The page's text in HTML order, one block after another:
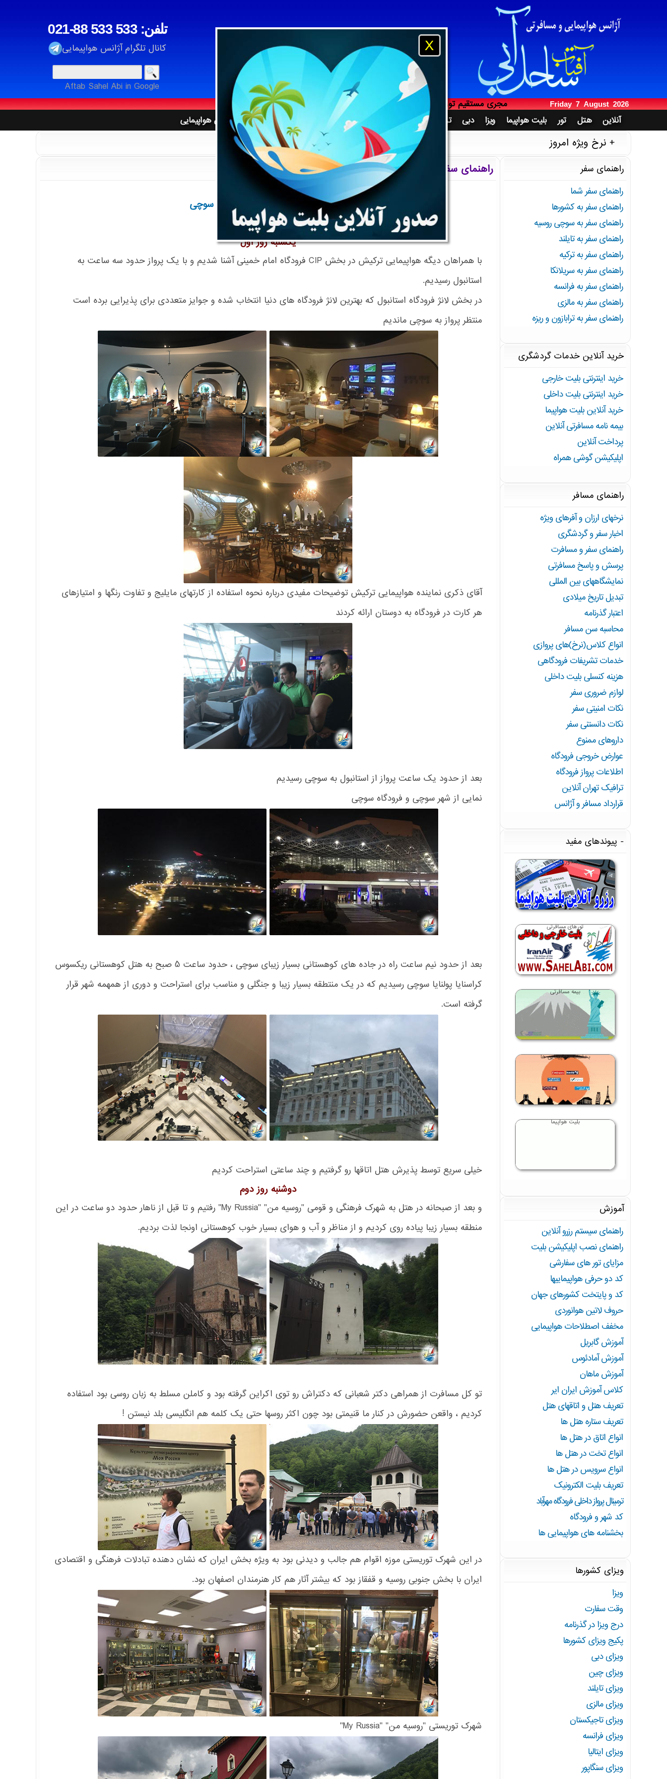
021-88 533 533 :تلفن
کانال تلگرام آژانس هواپیمایی
Aftab Sahel Abi in Google
Friday 7 August 2026
آدینه 16 امرداد 1405
آژانس هواپیمایی و مسافرتی آفتاب ساحل آبی ، شرکت خدمات مسافرت هوایی و جهانگردی
فروش بلیت به ایرانیان خارج از کشور ، پرداخت پول توسط بانک و دریافت آنلاین بلیت
مجری مستقیم تور دبی ، رزور بهترین هتلهای دبی در سریعترین زمان و بهترین نرخ
صدور بلیت هواپیما و پروازهای داخلی و خارجی ، بلیتهای داخلی ایران ایر ، ماهان ، آسمان ، آتا ، قشم ، معراج ، تابان ، کارون ، زاگرس
خدمات آنلاین مسافرتی ، صدور بلیت هواپیما بصورت اینترنتی و پرداخت از طریق کارتهای شتاب بانکی
فروش بلیت خارجی ترکیش ، امارات ، قطری ، چاینا ساترن ، لوفتانزا ، ایر فلوت ، آلیتالیا ، اکراین ، عمان ، ایژین به شهرهای جهان
پرداخت از طریق سیستم بانکی و دریافت مدارک بدون مراجعه حضوری
مجری مستقیم تور دبی تایلند مالزی ترکیه چین ارمنستان روسیه بالی هند پوکت آنتالیا استانبول
اخذ وقت سفارت و وایز فیش بانکی و دریافت پاسپورت بدون حضور مجدد مسافر
آژانس هواپیمایی و مسافرتی آفتاب ساحل آبی ، شرکت خدمات مسافرت هوایی و جهانگردی
X
آنلاین هتل تور بلیت هواپیما ویزا دبی ترکیه تایلند چین راهنمای مسافر راهنمای آژانس آژانس هواپیمایی
نرخ ویژه امروز
راهنمای سفر به روسیه شهر ساحلی سوچی
راهنمای سفر به روسیه شهر ساحلی سوچی
یکشنبه روز اول
با همراهان دیگه هواپیمایی ترکیش در بخش CIP فرودگاه امام خمینی آشنا شدیم و با یک پرواز حدود سه ساعت به
استانبول رسیدیم.
در بخش لانژ فرودگاه استانبول که بهترین لانژ فرودگاه های دنیا انتخاب شده و جوایز متعددی برای پذیرایی برده است
منتظر پرواز به سوچی ماندیم
آقای ذکری نماینده هواپیمایی ترکیش توضیحات مفیدی درباره نحوه استفاده از کارتهای مایلیج و تفاوت رنگها و امتیازهای
هر کارت در فرودگاه به دوستان ارائه کردند
بعد از حدود یک ساعت پرواز از استانبول به سوچی رسیدیم
نمایی از شهر سوچی و فرودگاه سوچی
بعد از حدود نیم ساعت راه در جاده های کوهستانی بسیار زیبای سوچی ، حدود ساعت 5 صبح به هتل کوهستانی ریکسوس
کراسنایا پولنایا سوچی رسیدیم که در یک منتطقه بسیار زیبا و جنگلی و مناسب برای استراحت و دوری از همهمه شهر قرار
گرفته است.
خیلی سریع توسط پذیرش هتل اتاقها رو گرفتیم و چند ساعتی استراحت کردیم
دوشنبه روز دوم
و بعد از صبحانه در هتل به شهرک فرهنگی و قومی "روسیه من" "My Russia" رفتیم و تا قبل از ناهار حدود دو ساعت در این
منطقه بسیار زیبا پیاده روی کردیم و از مناظر و آب و هوای بسیار خوب کوهستانی اونجا لذت بردیم.
تو کل مسافرت از همراهی دکتر شعبانی که دکتراش رو توی اکراین گرفته بود و کاملن مسلط به زبان روسی بود استفاده
کردیم ، واقعن حضورش در کنار ما قنیمتی بود چون اکثر روسها حتی یک کلمه هم انگلیسی بلد نیستن !
در این شهرک توریستی موزه اقوام هم جالب و دیدنی بود به ویژه بخش ایران که نشان دهنده تبادلات فرهنگی و اقتصادی
ایران با بخش جنوبی روسیه و قفقاز بود که بیشتر آثار هم کار هنرمندان اصفهان بود.
شهرک توریستی "روسیه من" "My Russia"
راهنمای سفر
راهنمای سفر شما
راهنمای سفر به کشورها
راهنمای سفر به سوچی روسیه
راهنمای سفر به تایلند
راهنمای سفر به ترکیه
راهنمای سفر به سریلانکا
راهنمای سفر به فرانسه
راهنمای سفر به مالزی
راهنمای سفر به ترابازون و ریزه
خرید آنلاین خدمات گردشگری
خرید اینترنتی بلیت خارجی
خرید اینترنتی بلیت داخلی
خرید آنلاین بلیت هواپیما
بیمه نامه مسافرتی آنلاین
پرداخت آنلاین
اپلیکیشن گوشی همراه
راهنمای مسافر
نرخهای ارزان و آفرهای ویژه
اخبار سفر و گردشگری
راهنمای سفر و مسافرت
پرسش و پاسخ مسافرتی
نمایشگاههای بین المللی
تبدیل تاریخ میلادی
اعتبار گذرنامه
محاسبه سن مسافر
انواع کلاس(نرخ)های پروازی
خدمات تشریفات فرودگاهی
هزینه کنسلی بلیت داخلی
لوازم ضروری سفر
نکات امنیتی سفر
نکات دانستنی سفر
داروهای ممنوع
عوارض خروجی فرودگاه
اطلاعات پرواز فرودگاه
ترافیک تهران آنلاین
قرارداد مسافر و آژانس
پیوندهای مفید
صدور بلیت
تورهای مسافرتی
بیمه مسافرتی
بخشنامه هواپیمایی ها
بلیت هواپیما
آموزش
راهنمای سیستم رزرو آنلاین
راهنمای نصب اپلیکیشن بلیت
مزایای تور های سفارشی
کد دو حرفی هواپیماییها
کد و پایتخت کشورهای جهان
حروف لاتین هوانوردی
مخفف اصطلاحات هواپیمایی
آموزش گابریل
آموزش آمادئوس
آموزش ماهان
کلاس آموزش ایران ایر
تعریف هتل و اتاقهای هتل
تعریف ستاره هتل ها
انواع اتاق در هتل ها
انواع تخت در هتل ها
انواع سرویس در هتل ها
تعریف بلیت الکترونیک
ترمینال پرواز داخلی فرودگاه مهرآباد
کد شهر و فرودگاه
بخشنامه های هواپیمایی ها
ویزای کشورها
ویزا
وقت سفارت
درج ویزا در گذرنامه
پکیج ویزای کشورها
ویزای دبی
ویزای چین
ویزای تایلند
ویزای مالزی
ویزای تاجیکستان
ویزای فرانسه
ویزای ایتالیا
ویزای سنگاپور